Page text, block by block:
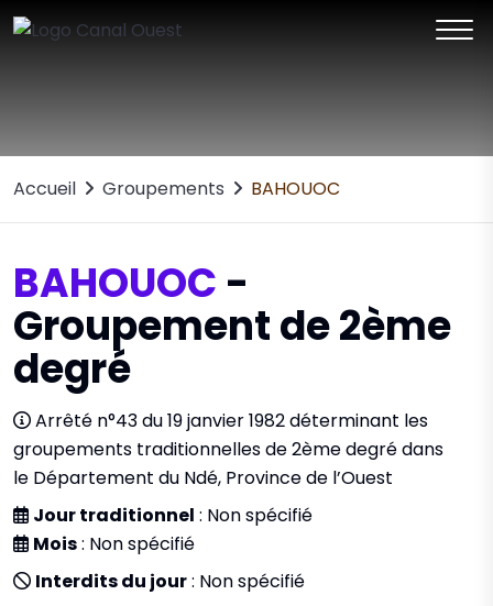
Accueil Groupements BAHOUOC
BAHOUOC -
Groupement de 2ème
degré
Arrêté n°43 du 19 janvier 1982 déterminant les
groupements traditionnelles de 2ème degré dans
le Département du Ndé, Province de l’Ouest
Jour traditionnel : Non spécifié
Mois: Non spécifié
Interdits du jour: Non spécifié